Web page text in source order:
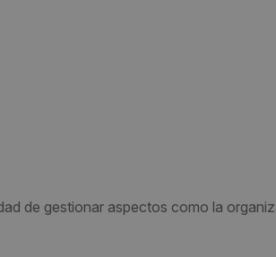
de gestionar aspectos como la